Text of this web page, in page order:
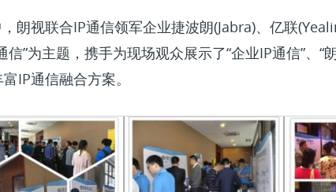
视联合IP通信领军企业捷波朗(Jabra)、亿联
信”为主题，携手为现场观众展示了“企业IP通信”、“
IP通信融合方案。